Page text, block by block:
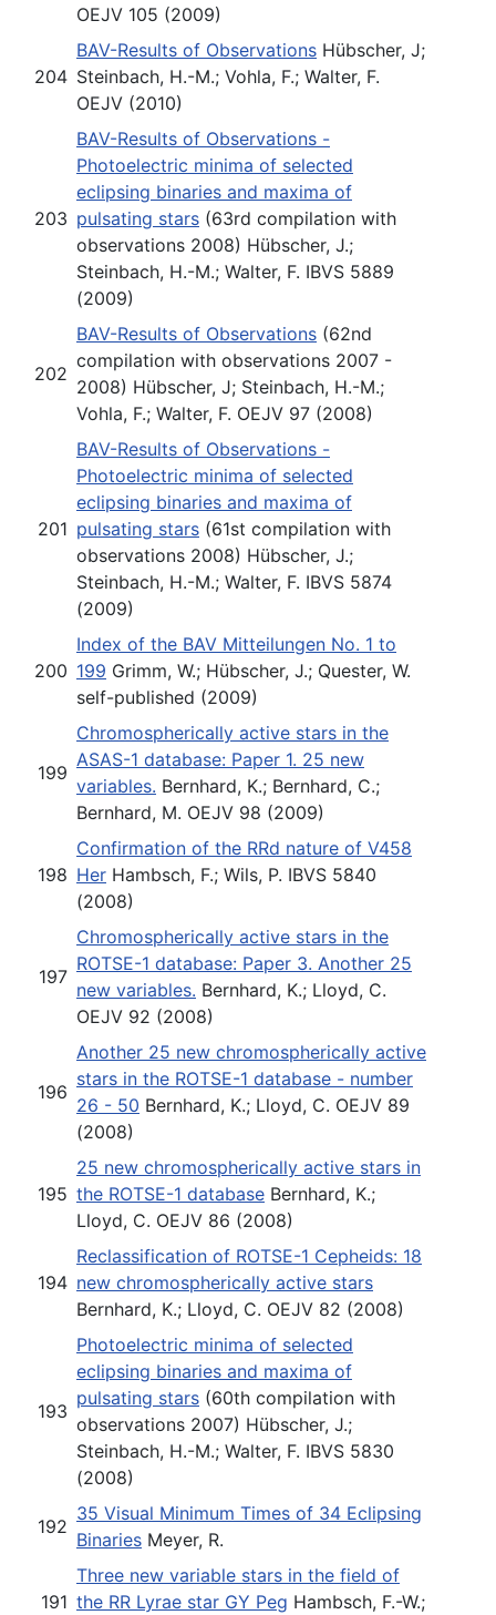
OEJV 105 (2009)
204
BAV-Results of Observations Hübscher, J;
Steinbach, H.-M.; Vohla, F.; Walter, F.
OEJV (2010)
203
BAV-Results of Observations -
Photoelectric minima of selected
eclipsing binaries and maxima of
pulsating stars (63rd compilation with
observations 2008) Hübscher, J.;
Steinbach, H.-M.; Walter, F. IBVS 5889
(2009)
202
BAV-Results of Observations (62nd
compilation with observations 2007 -
2008) Hübscher, J; Steinbach, H.-M.;
Vohla, F.; Walter, F. OEJV 97 (2008)
201
BAV-Results of Observations -
Photoelectric minima of selected
eclipsing binaries and maxima of
pulsating stars (61st compilation with
observations 2008) Hübscher, J.;
Steinbach, H.-M.; Walter, F. IBVS 5874
(2009)
200
Index of the BAV Mitteilungen No. 1 to
199 Grimm, W.; Hübscher, J.; Quester, W.
self-published (2009)
199
Chromospherically active stars in the
ASAS-1 database: Paper 1. 25 new
variables. Bernhard, K.; Bernhard, C.;
Bernhard, M. OEJV 98 (2009)
198
Confirmation of the RRd nature of V458
Her Hambsch, F.; Wils, P. IBVS 5840
(2008)
197
Chromospherically active stars in the
ROTSE-1 database: Paper 3. Another 25
new variables. Bernhard, K.; Lloyd, C.
OEJV 92 (2008)
196
Another 25 new chromospherically active
stars in the ROTSE-1 database - number
26 - 50 Bernhard, K.; Lloyd, C. OEJV 89
(2008)
195
25 new chromospherically active stars in
the ROTSE-1 database Bernhard, K.;
Lloyd, C. OEJV 86 (2008)
194
Reclassification of ROTSE-1 Cepheids: 18
new chromospherically active stars
Bernhard, K.; Lloyd, C. OEJV 82 (2008)
193
Photoelectric minima of selected
eclipsing binaries and maxima of
pulsating stars (60th compilation with
observations 2007) Hübscher, J.;
Steinbach, H.-M.; Walter, F. IBVS 5830
(2008)
192
35 Visual Minimum Times of 34 Eclipsing
Binaries Meyer, R.
191
Three new variable stars in the field of
the RR Lyrae star GY Peg Hambsch, F.-W.;